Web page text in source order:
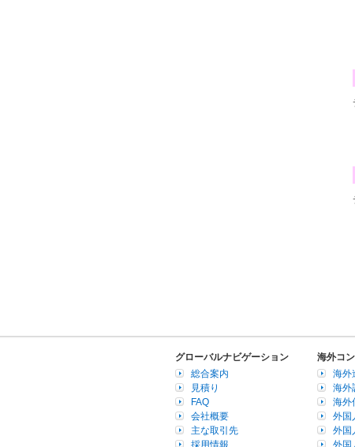
グローバルナビゲーション
総合案内
見積り
FAQ
会社概要
主な取引先
採用情報
海外コ
海外
海外
海外
外国
外国
外国